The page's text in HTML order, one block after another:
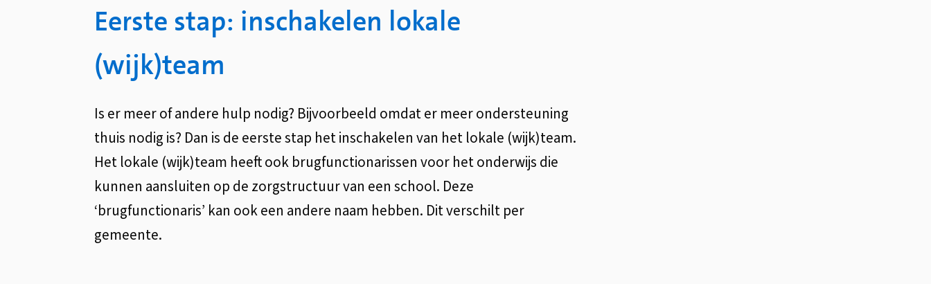
Eerste stap: inschakelen lokale
(wijk)team
Is er meer of andere hulp nodig? Bijvoorbeeld omdat er meer ondersteuning
thuis nodig is? Dan is de eerste stap het inschakelen van het lokale (wijk)team.
Het lokale (wijk)team heeft ook brugfunctionarissen voor het onderwijs die
kunnen aansluiten op de zorgstructuur van een school. Deze
‘brugfunctionaris’ kan ook een andere naam hebben. Dit verschilt per
gemeente.